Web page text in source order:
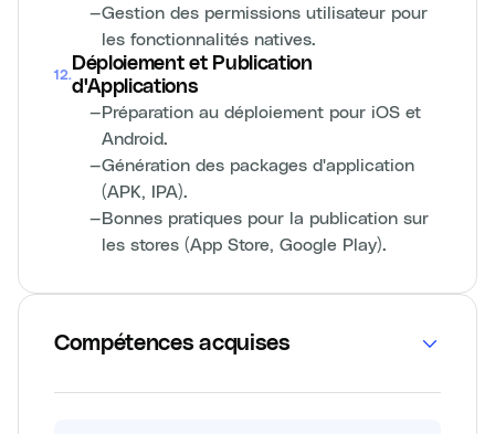
—Gestion des permissions utilisateur pour
les fonctionnalités natives.
12.
Déploiement et Publication
d'Applications
—Préparation au déploiement pour iOS et
Android.
—Génération des packages d'application
(APK, IPA).
—Bonnes pratiques pour la publication sur
les stores (App Store, Google Play).
Compétences acquises